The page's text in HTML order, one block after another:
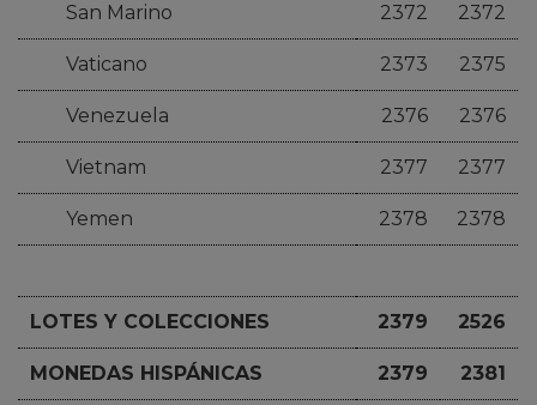
San Marino 2372 2372
Vaticano 2373 2375
Venezuela 2376 2376
Vietnam 2377 2377
Yemen 2378 2378
LOTES Y COLECCIONES 2379 2526
MONEDAS HISPÁNICAS 2379 2381